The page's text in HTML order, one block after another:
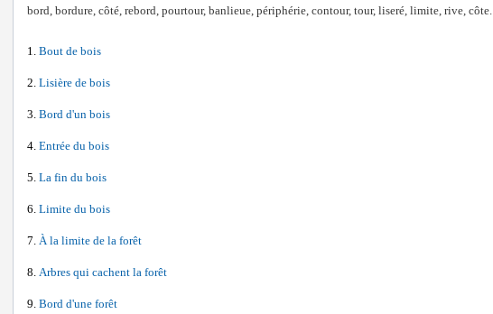
bord, bordure, côté, rebord, pourtour, banlieue, périphérie, contour, tour, liseré, limite, rive, côte.
Bout de bois
Lisière de bois
Bord d'un bois
Entrée du bois
La fin du bois
Limite du bois
À la limite de la forêt
Arbres qui cachent la forêt
Bord d'une forêt